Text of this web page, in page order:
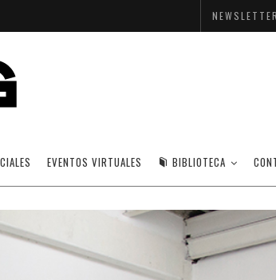
NEWSLETTER
EVENTOS VIRTUALES BIBLIOTECA
BRITO